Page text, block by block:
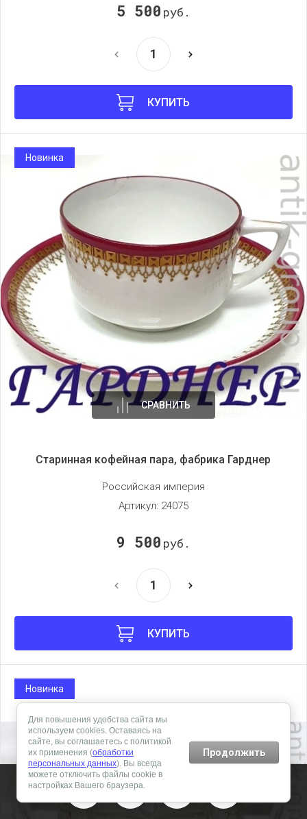
5 500 руб.
КУПИТЬ
СРАВНИТЬ
Новинка
Старинная кофейная пара, фабрика Гарднер
Российская империя
Артикул: 24075
9 500 руб.
КУПИТЬ
Новинка
Для повышения удобства сайта мы
используем cookies. Оставаясь на
сайте, вы соглашаетесь с политикой
их применения (обработки
персональных данных). Вы всегда
можете отключить файлы cookie в
настройках Вашего браузера.
Продолжить